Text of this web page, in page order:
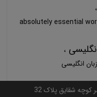
شقایق پلاک 32